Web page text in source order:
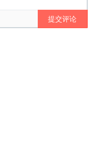
提交评论